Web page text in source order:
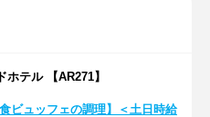
テル 【AR271】
食ビュッフェの調理】＜土日時給